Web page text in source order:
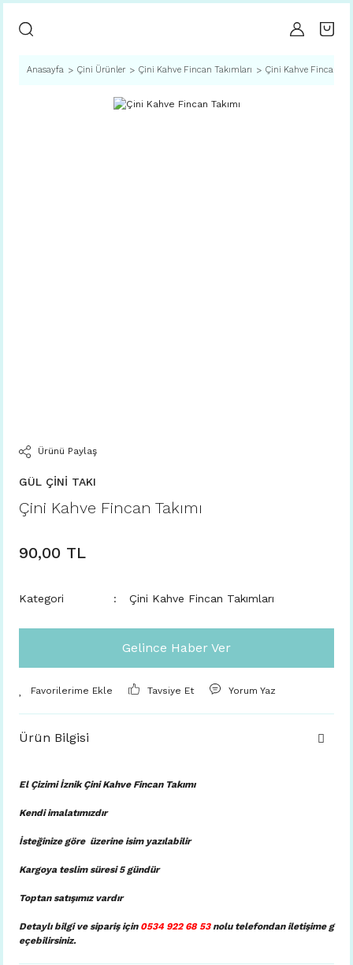
Anasayfa Çini Ürünler Çini Kahve Fincan Takımları Çini Kahve Fincan
Ürünü Paylaş
GÜL ÇİNİ TAKI
Çini Kahve Fincan Takımı
90,00 TL
Kategori Çini Kahve Fincan Takımları
Gelince Haber Ver
Tavsiye Et Yorum Yaz
Ürün Bilgisi
El Çizimi İznik Çini Kahve Fincan Takımı
Kendi imalatımızdır
İsteğinize göre üzerine isim yazılabilir
Kargoya teslim süresi 5 gündür
Toptan satışımız vardır
Detaylı bilgi ve sipariş için 0534 922 68 53nolu telefondan iletişime g
eçebilirsiniz.